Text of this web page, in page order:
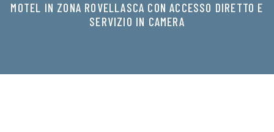
MOTEL IN ZONA ROVELLASCA CON ACCESSO DIRETTO E
SERVIZIO IN CAMERA